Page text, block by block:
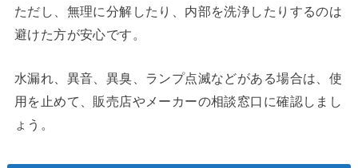
ただし、無理に分解したり、内部を洗浄したりするのは
避けた方が安心です。
水漏れ、異音、異臭、ランプ点滅などがある場合は、使
用を止めて、販売店やメーカーの相談窓口に確認しまし
ょう。